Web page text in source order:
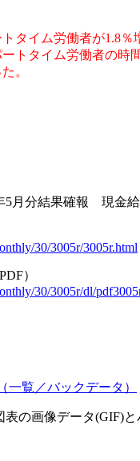
タイム労働者が1.8
トタイム労働者の時
。
月分結果確報 現金
30/3005r/3005r.html
）
30/3005r/dl/
一覧／バックデータ）
表の画像データ